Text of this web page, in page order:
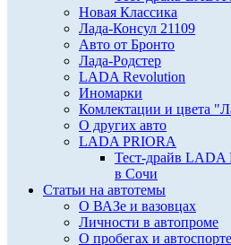
Новая Классика
Лада-Консул 21109
Авто от Бронто
Лада-Родстер
LADA Revolution
Иномарки
Комлектации и цвета
О других авто
LADA PRIORA
Тест-драйв LADA
в Сочи
Статьи на автотемы
О ВАЗе и вазовцах
Личности в автопроме
О пробегах и автоспорте